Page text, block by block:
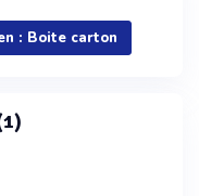
: Boite carton